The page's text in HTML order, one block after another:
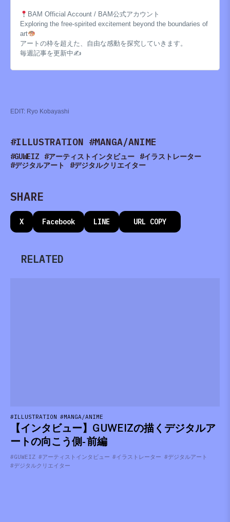
BAM Official Account / BAM公式アカウント
Exploring the free-spirited excitement beyond the boundaries of
art
アートの枠を超えた、自由な感動を探究していきます。
毎週記事を更新中✍️
EDIT: Ryo Kobayashi
#ILLUSTRATION #MANGA/ANIME
#GUWEIZ #アーティストインタビュー
#イラストレーター
#デジタルアート
#デジタルクリエイター
SHARE
X Facebook LINE URL COPY
RELATED
#ILLUSTRATION #MANGA/ANIME
【インタビュー】GUWEIZの描くデジタルア
ートの向こう側- 前編
#GUWEIZ #アーティストインタビュー #イラストレーター #デジタルアート
#デジタルクリエイター